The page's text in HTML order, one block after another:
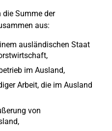
die Summe der
aus:
ausländischen Staat
im Ausland,
Arbeit, die im Ausland
von